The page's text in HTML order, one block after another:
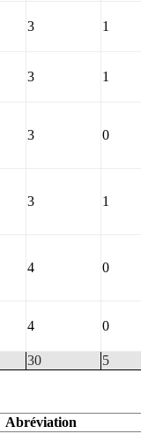
3 1
3 1
3 0
3 1
4 0
4 0
30 5
Abréviation